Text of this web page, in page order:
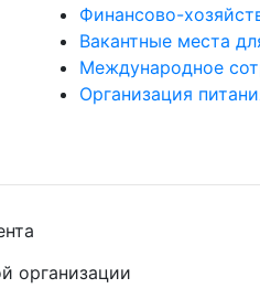
Финансово-
Вакантные места
Международное
Организация
организации